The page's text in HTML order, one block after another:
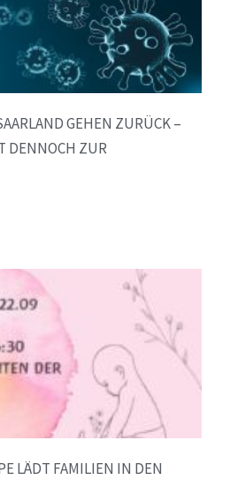
GEHEN ZURÜCK –
DENNOCH ZUR
LÄDT FAMILIEN IN DEN